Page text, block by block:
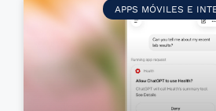
APPS MÓVILES E